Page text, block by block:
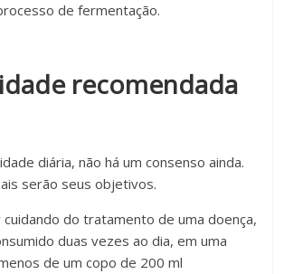
de fermentação.
recomendada
diária, não há um consenso ainda.
serão seus objetivos.
do tratamento de uma doença,
duas vezes ao dia, em uma
de um copo de 200 ml